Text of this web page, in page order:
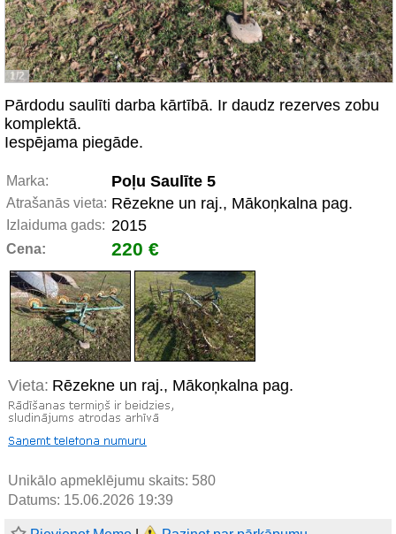
1/2
Pārdodu saulīti darba kārtībā. Ir daudz rezerves zobu
komplektā.
Iespējama piegāde.
Marka: Poļu Saulīte 5
Atrašanās vieta: Rēzekne un raj., Mākoņkalna pag.
Izlaiduma gads: 2015
Cena: 220 €
Vieta: Rēzekne un raj., Mākoņkalna pag.
Unikālo apmeklējumu skaits: 580
Datums: 15.06.2026 19:39